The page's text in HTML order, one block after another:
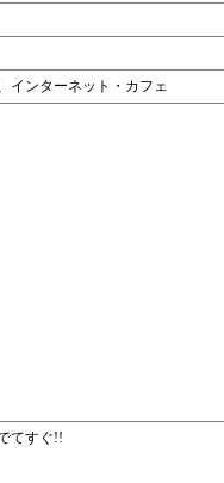
インターネット・カフェ
てすぐ!!